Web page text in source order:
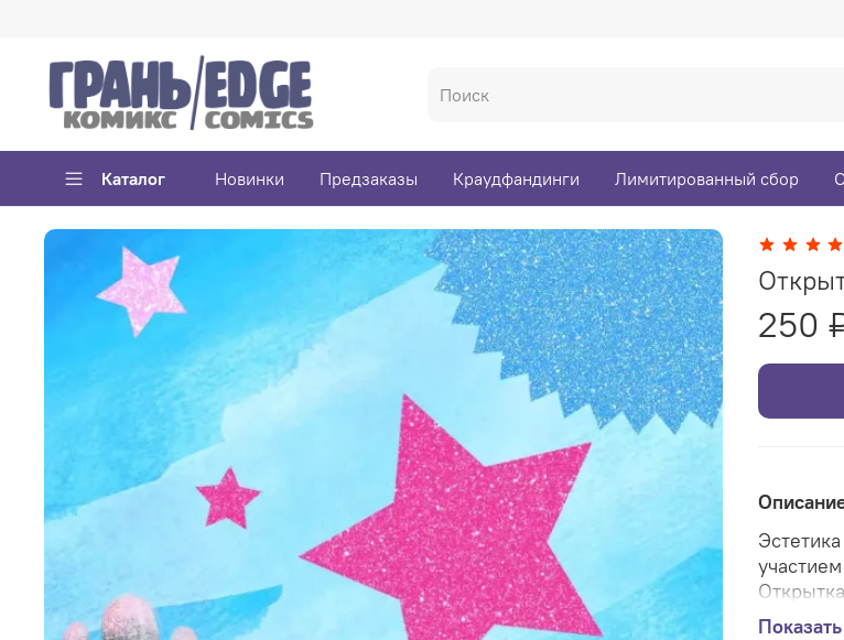
Каталог Новинки Предзаказы Краудфандинги Лимитированный сбор
250